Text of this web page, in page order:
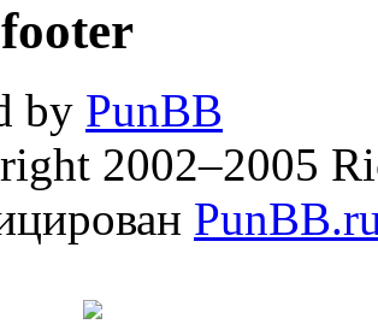
by PunBB
2002–2005